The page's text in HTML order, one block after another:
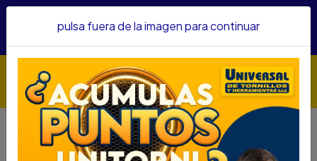
confianza&nbsp;Recibe un KIT PARRILLERO por compras
Herramientas
Accesorios Para Herramientas
Copas
COPA IMPACTO FORCE CUAD 1PUL 2 13/16 REF4852.13.16
pulsa fuera de la imagen para continuar